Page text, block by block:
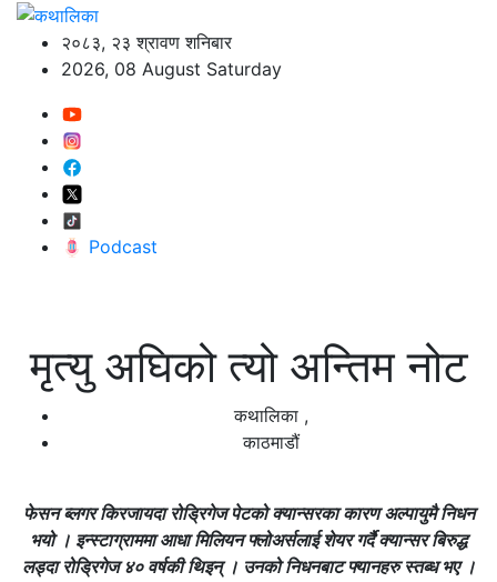
२०८३, २३ श्रावण शनिबार
2026, 08 August Saturday
Podcast
मृत्यु अघिको त्यो अन्तिम नोट
कथालिका ,
काठमाडौं
फेसन ब्लगर किरजायदा रोड्रिगेज पेटको क्यान्सरका कारण अल्पायुमै निधन
भयो । इन्स्टाग्राममा आधा मिलियन फ्लोअर्सलाई शेयर गर्दै क्यान्सर बिरुद्ध
लड्दा रोड्रिगेज ४० वर्षकी थिइन् । उनको निधनबाट फ्यानहरु स्तब्ध भए ।